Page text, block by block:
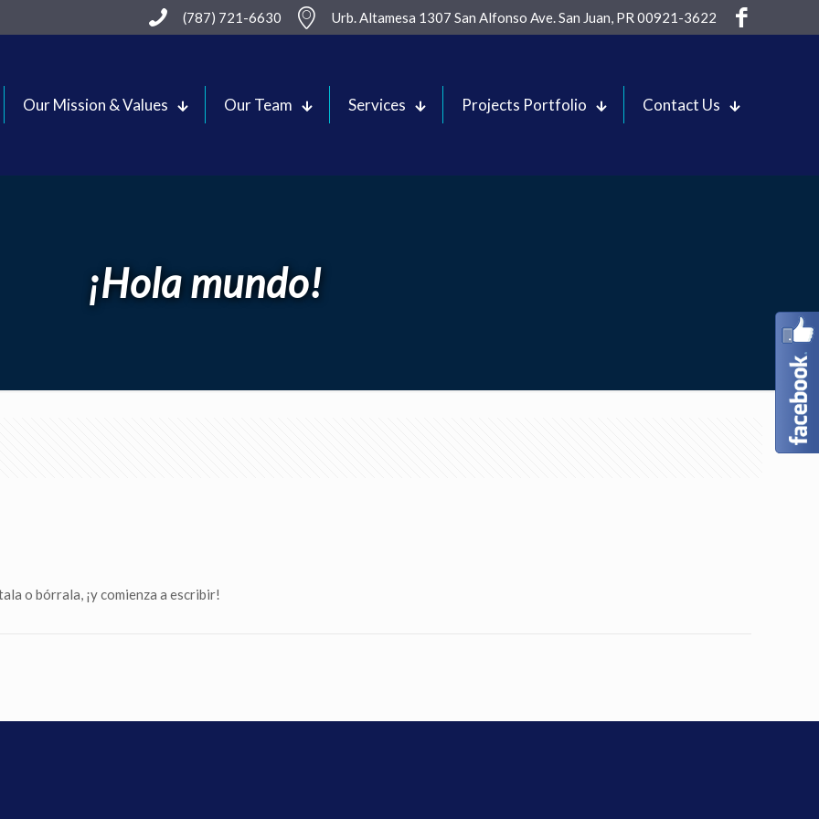
(787) 721-6630 Urb. Altamesa 1307 San Alfonso Ave. San Juan, PR 00921-3622
Our Mission & Values Our Team Services Projects Portfolio Contact Us
¡Hola mundo!
o bórrala, ¡y comienza a escribir!